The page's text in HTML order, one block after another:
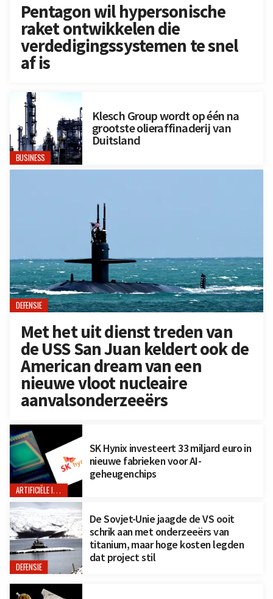
Pentagon wil hypersonische
raket ontwikkelen die
verdedigingssystemen te snel
af is
BUSINESS
Klesch Group wordt op één na
grootste olieraffinaderij van
Duitsland
DEFENSIE
Met het uit dienst treden van
de USS San Juan keldert ook de
American dream van een
nieuwe vloot nucleaire
aanvalsonderzeeërs
ARTIFICIËLE INTELLIGENTIE
SK Hynix investeert 33 miljard euro in
nieuwe fabrieken voor AI-
geheugenchips
DEFENSIE
De Sovjet-Unie jaagde de VS ooit
schrik aan met onderzeeërs van
titanium, maar hoge kosten legden
dat project stil